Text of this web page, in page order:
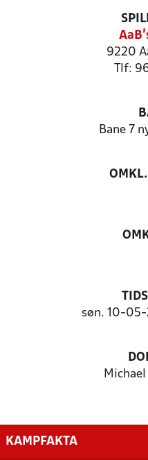
9220
Tlf:
Bane 7
søn. 10-
KAMPFAKTA